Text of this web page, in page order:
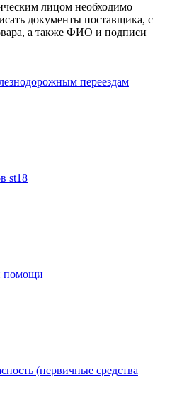
лицом необходимо
документы поставщика, с
а также ФИО и подписи
переездам
st18
помощи
(первичные средства